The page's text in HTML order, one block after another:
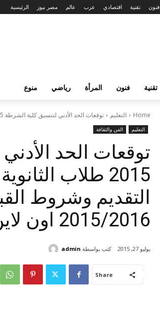
الرئيسية مصر نيوز عالم عرب اقتصادي تقنية فنون
تقنية فنون المرأة رياضي منوع
Home التعليم توقعات الحد الأدني لتنسيق كلية الشرطة 2015 طلاب الثانوية العامة والأزهرية ,...
التعليم الفن والثقافة
توقعات الحد
2015 طلاب
التقديم وشروط
2015/2016 اون لاين
يوليو 27, 2015 كتب بواسطة admin
Share